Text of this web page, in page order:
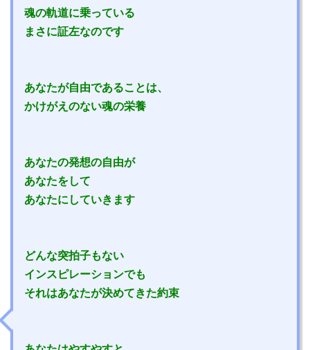
魂の軌道に乗っている
まさに証左なのです
あなたが自由であることは、
かけがえのない魂の栄養
あなたの発想の自由が
あなたをして
あなたにしていきます
どんな突拍子もない
インスピレーションでも
それはあなたが決めてきた約束